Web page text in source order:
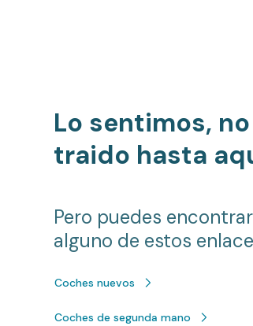
Lo sentimos,
traido hasta
Pero puedes
alguno de estos
Coches nuevos
Coches de segunda mano